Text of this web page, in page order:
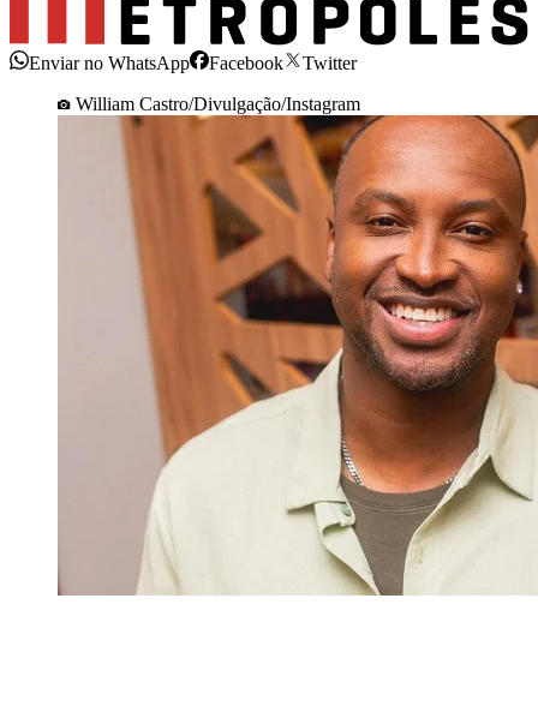
Enviar no WhatsApp Facebook
Twitter
William Castro/Divulgação/Instagram